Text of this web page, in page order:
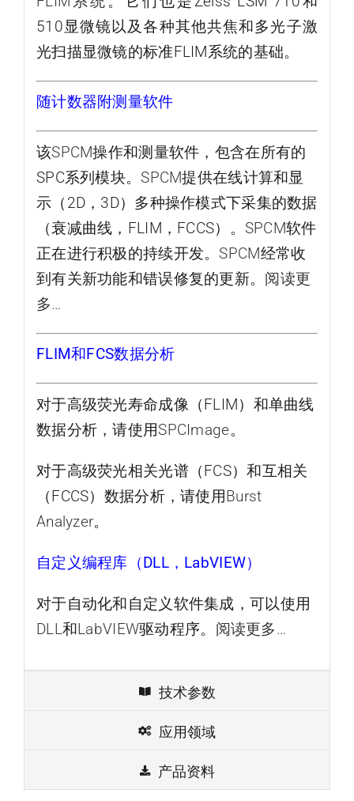
510显微镜以及各种其他共焦和多光子激
光扫描显微镜的标准FLIM系统的基础。
随计数器附测量软件
该SPCM操作和测量软件，包含在所有的
SPC系列模块。SPCM提供在线计算和显
示（2D，3D）多种操作模式下采集的数据
（衰减曲线，FLIM，FCCS）。 SPCM软件
正在进行积极的持续开发。SPCM经常收
到有关新功能和错误修复的更新。 阅读更
多…
FLIM和FCS数据分析
对于高级荧光寿命成像（FLIM）和单曲线
数据分析，请使用SPCImage。
对于高级荧光相关光谱（FCS）和互相关
（FCCS）数据分析，请使用Burst
Analyzer。
自定义编程库（DLL，LabVIEW）
对于自动化和自定义软件集成，可以使用
DLL和LabVIEW驱动程序。 阅读更多…
技术参数
应用领域
产品资料